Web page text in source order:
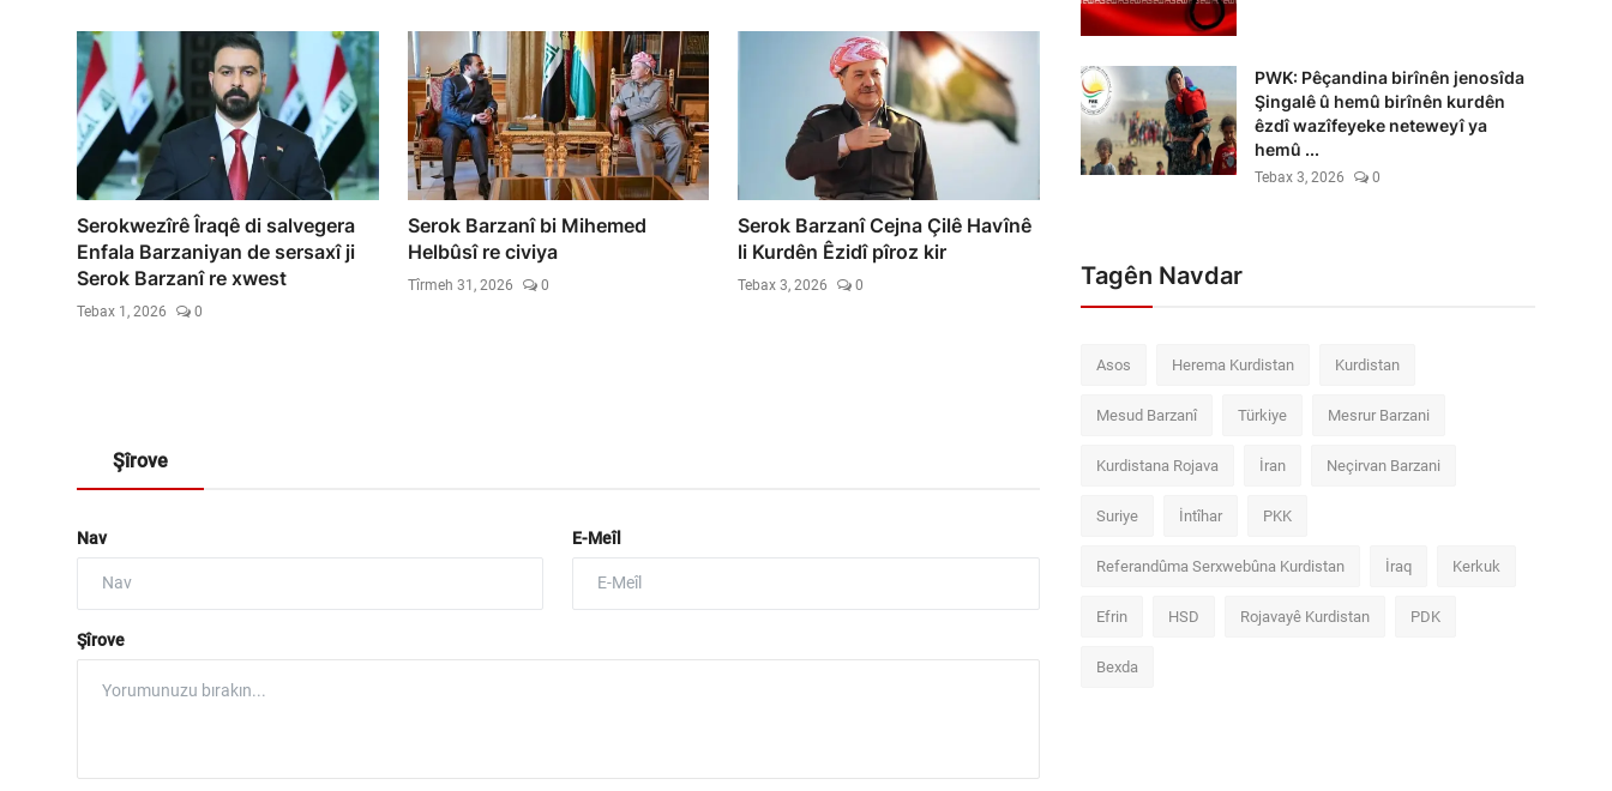
Serokwezîrê Îraqê di salvegera
Enfala Barzaniyan de sersaxî ji
Serok Barzanî re xwest
Tebax 1, 2026 0
Serok Barzanî bi Mihemed
Helbûsî re civiya
Tîrmeh 31, 2026 0
Serok Barzanî Cejna Çilê Havînê
li Kurdên Êzidî pîroz kir
Tebax 3, 2026 0
Şîrove
Nav E-Meîl
Şîrove
PWK: Pêçandina birînên jenosîda
Şingalê û hemû birînên kurdên
êzdî wazîfeyeke neteweyî ya
hemû ...
Tebax 3, 2026 0
Tagên Navdar
Asos Herema Kurdistan Kurdistan
Mesud Barzanî Türkiye Mesrur Barzani
Kurdistana Rojava İran Neçirvan Barzani
Suriye İntîhar PKK
Referandûma Serxwebûna Kurdistan İraq Kerkuk
Efrin HSD Rojavayê Kurdistan PDK
Bexda